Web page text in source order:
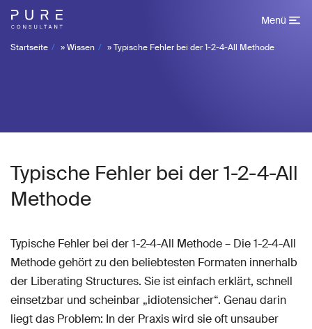
Menü
Startseite »Wissen »Typische Fehler bei der 1-2-4-All Methode
Typische Fehler bei der 1-2-4-All
Methode
Typische Fehler bei der 1-2-4-All Methode – Die 1-2-4-All
Methode gehört zu den beliebtesten Formaten innerhalb
der Liberating Structures. Sie ist einfach erklärt, schnell
einsetzbar und scheinbar „idiotensicher“. Genau darin
liegt das Problem: In der Praxis wird sie oft unsauber